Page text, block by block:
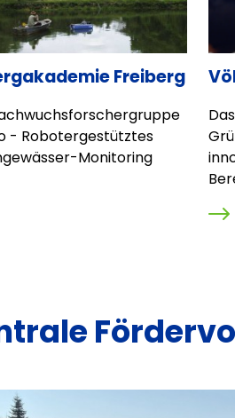
Freiberg
- Robotergestütztes
Monitoring